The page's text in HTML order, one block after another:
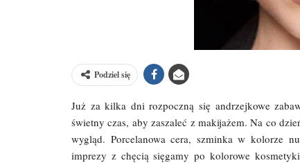
Podziel się
Już za kilka dni rozpoczną się andrzejkowe
świetny czas, aby zaszaleć z makijażem. Na co
wygląd. Porcelanowa cera, szminka w kolorze
imprezy z chęcią sięgamy po kolorowe